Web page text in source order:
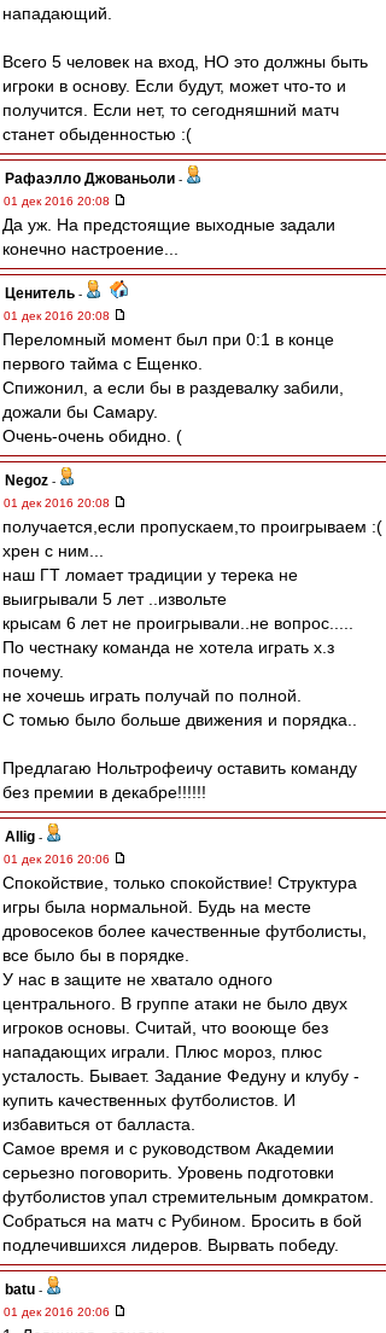
нападающий.
Всего 5 человек на вход, НО это должны быть
игроки в основу. Если будут, может что-то и
получится. Если нет, то сегодняшний матч
станет обыденностью :(
Рафаэлло Джованьоли -
01 дек 2016 20:08
Да уж. На предстоящие выходные задали
конечно настроение...
Ценитель -
01 дек 2016 20:08
Переломный момент был при 0:1 в конце
первого тайма с Ещенко.
Спижонил, а если бы в раздевалку забили,
дожали бы Самару.
Очень-очень обидно. (
Negoz -
01 дек 2016 20:08
получается,если пропускаем,то проигрываем :(
хрен с ним...
наш ГТ ломает традиции у терека не
выигрывали 5 лет ..извольте
крысам 6 лет не проигрывали..не вопрос.....
По честнаку команда не хотела играть х.з
почему.
не хочешь играть получай по полной.
С томью было больше движения и порядка..
Предлагаю Нольтрофеичу оставить команду
без премии в декабре!!!!!!
Allig -
01 дек 2016 20:06
Спокойствие, только спокойствие! Структура
игры была нормальной. Будь на месте
дровосеков более качественные футболисты,
все было бы в порядке.
У нас в защите не хватало одного
центрального. В группе атаки не было двух
игроков основы. Считай, что вооюще без
нападающих играли. Плюс мороз, плюс
усталость. Бывает. Задание Федуну и клубу -
купить качественных футболистов. И
избавиться от балласта.
Самое время и с руководством Академии
серьезно поговорить. Уровень подготовки
футболистов упал стремительным домкратом.
Собраться на матч с Рубином. Бросить в бой
подлечившихся лидеров. Вырвать победу.
batu -
01 дек 2016 20:06